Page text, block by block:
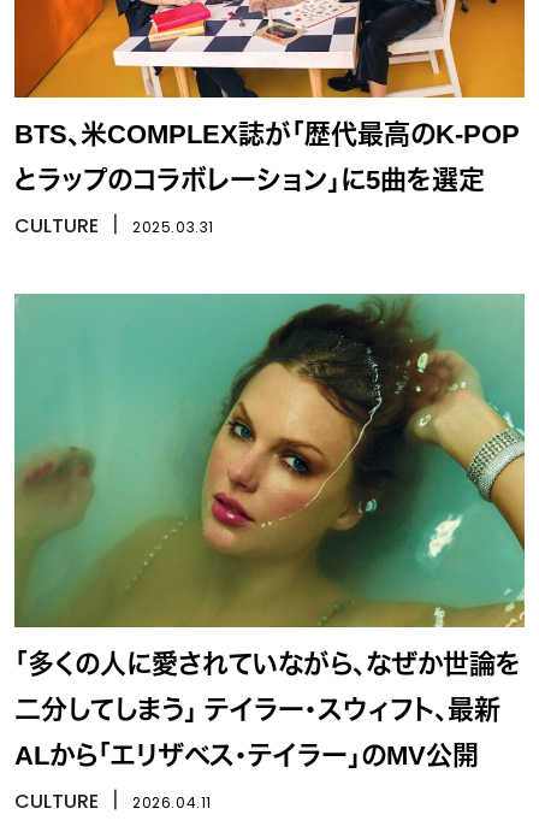
BTS、米COMPLEX誌が「歴代最高のK-POP
とラップのコラボレーション」に5曲を選定
CULTURE 2025.03.31
「多くの人に愛されていながら、なぜか世論を
二分してしまう」 テイラー・スウィフト、最新
ALから「エリザベス・テイラー」のMV公開
CULTURE 2026.04.11